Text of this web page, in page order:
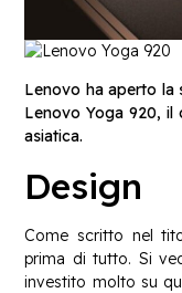
Inizia a digitare per
Lenovo ha aperto la
Lenovo Yoga 920, il
asiatica.
Design
Come scritto nel
prima di tutto. Si
investito molto su